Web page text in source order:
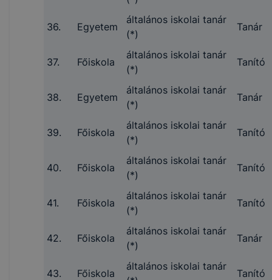
36. Egyetem
általános iskolai tanár
(*)
Tanár
37. Főiskola
általános iskolai tanár
(*)
Tanító
38. Egyetem
általános iskolai tanár
(*)
Tanár
39. Főiskola
általános iskolai tanár
(*)
Tanító
40. Főiskola
általános iskolai tanár
(*)
Tanító
41. Főiskola
általános iskolai tanár
(*)
Tanító
42. Főiskola
általános iskolai tanár
(*)
Tanár
43. Főiskola
általános iskolai tanár
Tanító